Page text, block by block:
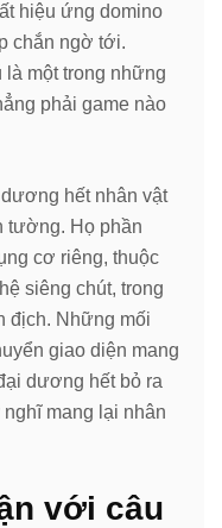
hiệu ứng domino
chắn ngờ tới.
một trong những
phải game nào
hết nhân vật
tường. Họ phần
cơ riêng, thuộc
siêng chút, trong
địch. Những mối
giao diện mang
dương hết bỏ ra
mang lại nhân
với câu